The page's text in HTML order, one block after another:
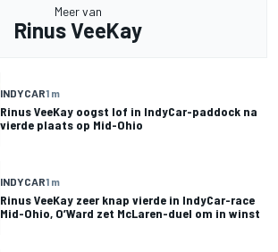
Meer van
Rinus VeeKay
INDYCAR1 m
Rinus VeeKay oogst lof in IndyCar-paddock na
vierde plaats op Mid-Ohio
INDYCAR1 m
Rinus VeeKay zeer knap vierde in IndyCar-race
Mid-Ohio, O’Ward zet McLaren-duel om in winst